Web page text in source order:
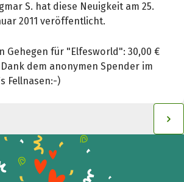
S. hat diese Neuigkeit am 25.
2011 veröffentlicht.
Gehegen für "Elfesworld": 30,00 €
dem anonymen Spender im
Fellnasen:-)
Teile die Spendenaktion
Facebook